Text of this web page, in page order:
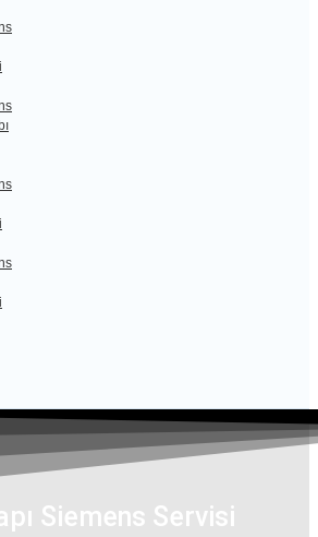
Siemens Servisi